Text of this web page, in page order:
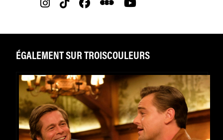
ÉGALEMENT SUR TROISCOULEURS